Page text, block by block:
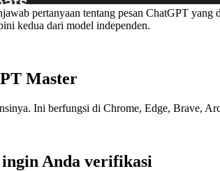
pertanyaan tentang pesan ChatGPT yang
kedua dari model independen.
Master
Ini berfungsi di Chrome, Edge, Brave,
Anda verifikasi